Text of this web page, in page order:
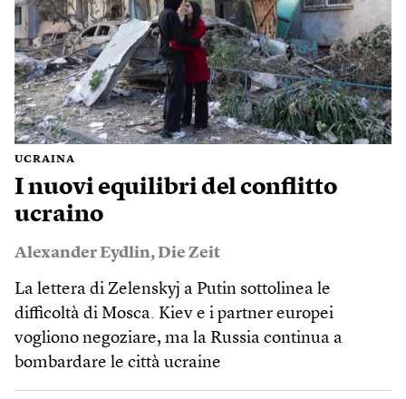
UCRAINA
I nuovi equilibri del conflitto
ucraino
Alexander Eydlin,Die Zeit
La lettera di Zelenskyj a Putin sottolinea le
difficoltà di Mosca. Kiev e i partner europei
vogliono negoziare, ma la Russia continua a
bombardare le città ucraine